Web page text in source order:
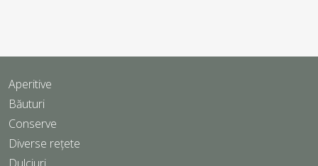
Aperitive
Băuturi
Conserve
Diverse rețete